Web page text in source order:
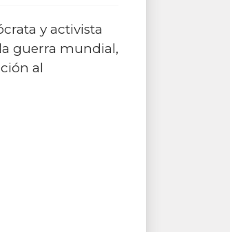
y activista
guerra mundial,
al